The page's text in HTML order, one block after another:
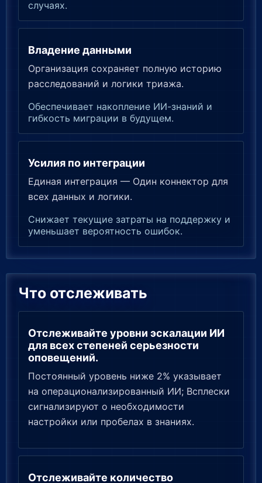
случаях.
Владение данными
Организация сохраняет полную историю
расследований и логики триажа.
Обеспечивает накопление ИИ-знаний и
гибкость миграции в будущем.
Усилия по интеграции
Единая интеграция — Один коннектор для
всех данных и логики.
Снижает текущие затраты на поддержку и
уменьшает вероятность ошибок.
Что отслеживать
Отслеживайте уровни эскалации ИИ
для всех степеней серьезности
оповещений.
Постоянный уровень ниже 2% указывает
на операционализированный ИИ; Всплески
сигнализируют о необходимости
настройки или пробелах в знаниях.
Отслеживайте количество